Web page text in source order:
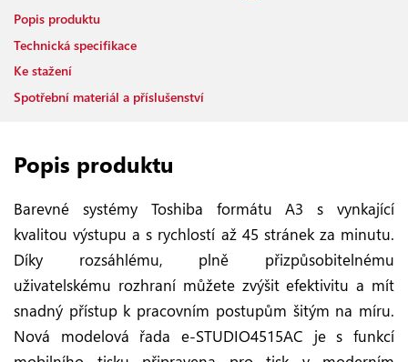
Popis produktu
Technická specifikace
Ke stažení
Spotřební materiál a příslušenství
Popis produktu
Barevné systémy Toshiba formátu A3 s vynkající
kvalitou výstupu a s rychlostí až 45 stránek za minutu.
Díky rozsáhlému, plně přizpůsobitelnému
uživatelskému rozhraní můžete zvýšit efektivitu a mít
snadný přístup k pracovním postupům šitým na míru.
Nová modelová řada e-STUDIO4515AC je s funkcí